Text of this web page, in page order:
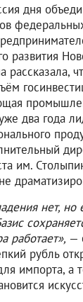
дня
развития
рассказала,
два года
им.
нет, но
работает», —
рубль
импорта, а